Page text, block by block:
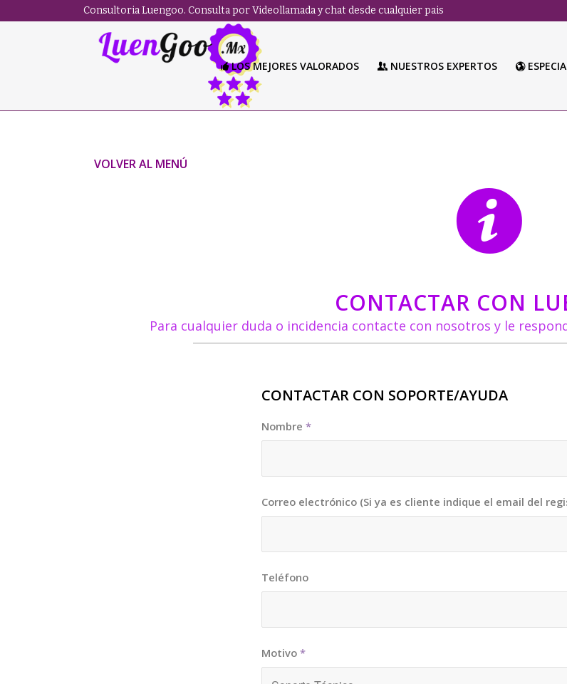
Consultoria Luengoo. Consulta por Videollamada y chat desde cualquier pais
LOS MEJORES VALORADOS NUESTROS EXPERTOS
VOLVER AL MENÚ
CONTACTAR CON
Para cualquier duda o incidencia contacte con nosotros y le
CONTACTAR CON SOPORTE/AYUDA
Nombre*
Correo electrónico (Si ya es cliente indique el email del
Teléfono
Motivo*